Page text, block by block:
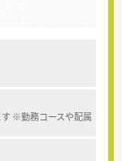
す ※勤務コースや配属